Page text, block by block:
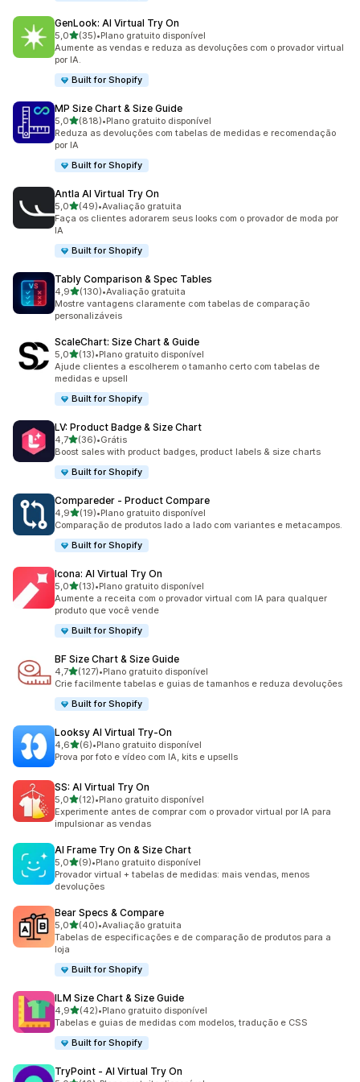
GenLook: AI Virtual Try On
5,0de 5 estrelas
(35)
35 avaliações ao todo
•Plano gratuito disponível
Aumente as vendas e reduza as devoluções com o provador virtual
por IA.
Built for Shopify
MP Size Chart & Size Guide
5,0de 5 estrelas
(818)
818 avaliações ao todo
•Plano gratuito disponível
Reduza as devoluções com tabelas de medidas e recomendação
por IA
Built for Shopify
Antla AI Virtual Try On
5,0de 5 estrelas
(49)
49 avaliações ao todo
•Avaliação gratuita
Faça os clientes adorarem seus looks com o provador de moda por
IA
Built for Shopify
Tably Comparison & Spec Tables
4,9de 5 estrelas
(130)
130 avaliações ao todo
•Avaliação gratuita
Mostre vantagens claramente com tabelas de comparação
personalizáveis
ScaleChart: Size Chart & Guide
5,0de 5 estrelas
(13)
13 avaliações ao todo
•Plano gratuito disponível
Ajude clientes a escolherem o tamanho certo com tabelas de
medidas e upsell
Built for Shopify
LV: Product Badge & Size Chart
4,7de 5 estrelas
(36)
36 avaliações ao todo
•Grátis
Boost sales with product badges, product labels & size charts
Built for Shopify
Compareder ‑ Product Compare
4,9de 5 estrelas
(19)
19 avaliações ao todo
•Plano gratuito disponível
Comparação de produtos lado a lado com variantes e metacampos.
Built for Shopify
Icona: AI Virtual Try On
5,0de 5 estrelas
(13)
13 avaliações ao todo
•Plano gratuito disponível
Aumente a receita com o provador virtual com IA para qualquer
produto que você vende
Built for Shopify
BF Size Chart & Size Guide
4,7de 5 estrelas
(127)
127 avaliações ao todo
•Plano gratuito disponível
Crie facilmente tabelas e guias de tamanhos e reduza devoluções
Built for Shopify
Looksy AI Virtual Try‑On
4,6de 5 estrelas
(6)
6 avaliações ao todo
•Plano gratuito disponível
Prova por foto e vídeo com IA, kits e upsells
SS: AI Virtual Try On
5,0de 5 estrelas
(12)
12 avaliações ao todo
•Plano gratuito disponível
Experimente antes de comprar com o provador virtual por IA para
impulsionar as vendas
AI Frame Try On & Size Chart
5,0de 5 estrelas
(9)
9 avaliações ao todo
•Plano gratuito disponível
Provador virtual + tabelas de medidas: mais vendas, menos
devoluções
Bear Specs & Compare
5,0de 5 estrelas
(40)
40 avaliações ao todo
•Avaliação gratuita
Tabelas de especificações e de comparação de produtos para a
loja
Built for Shopify
ILM Size Chart & Size Guide
4,9de 5 estrelas
(42)
42 avaliações ao todo
•Plano gratuito disponível
Tabelas e guias de medidas com modelos, tradução e CSS
Built for Shopify
TryPoint ‑ AI Virtual Try On